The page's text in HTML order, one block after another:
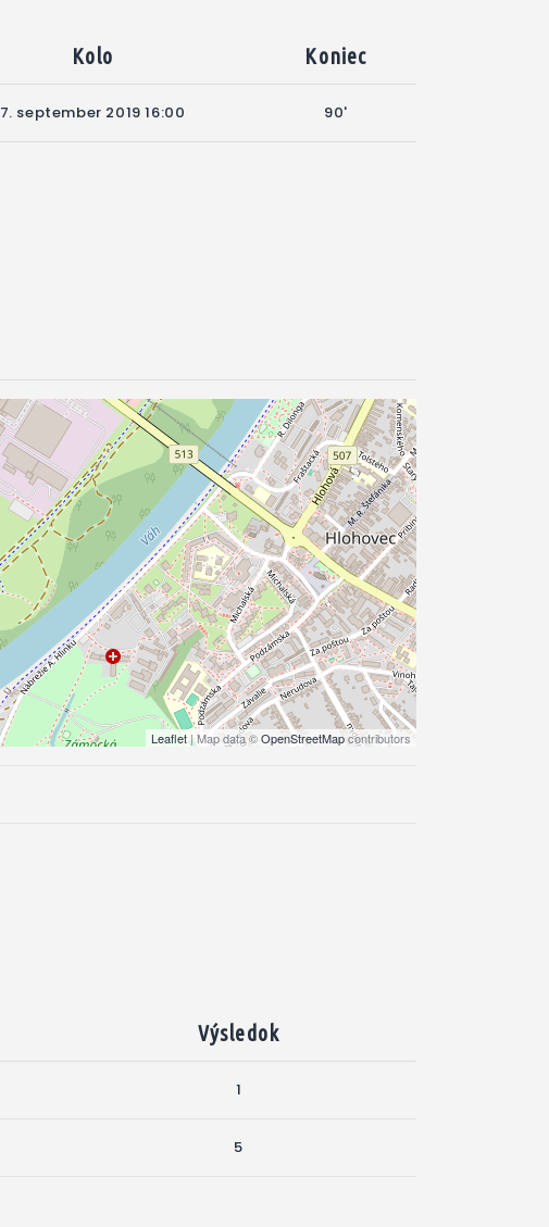
Kolo Koniec
7. september 2019 16:00 90'
Leaflet| Map data ©OpenStreetMapcontributors
Výsledok
1
5